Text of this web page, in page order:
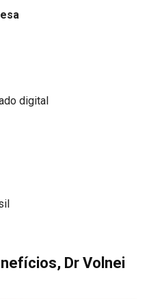
digital
Dr Volnei